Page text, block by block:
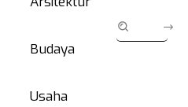
Budaya
Usaha